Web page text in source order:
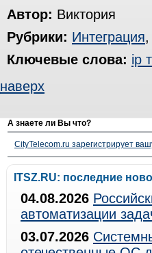
Автор: Виктория
Рубрики: Интеграция
Ключевые слова: ip
наверх
А знаете ли Вы что?
CityTelecom.ru зарегистрирует
ITSZ.RU: последние
04.08.2026
автоматизации
03.07.2026